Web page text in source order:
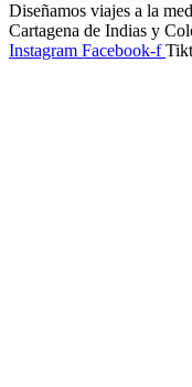
Diseñamos viajes a la
Cartagena de Indias y
Instagram Facebook-f